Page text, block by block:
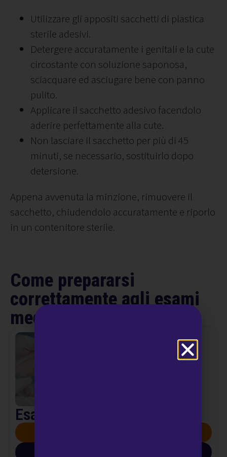
Utilizzare gli appositi sacchetti di plastica
sterile adesivi.
Detergere accuratamente i genitali e la cute
circostante con soluzione saponosa,
sciacquare ed asciugare bene con panno
pulito.
Applicare il sacchetto adesivo facendolo
aderire perfettamente alla cute.
Non lasciare il sacchetto per più di 45
minuti, se necessario, sostituirlo dopo
detersione.
Appena avvenuta la minzione, rimuovere il
sacchetto, chiudendolo accuratamente e riporlo
in un contenitore sterile.
Come prepararsi
correttamente agli esami
medici
Esami del Sangue